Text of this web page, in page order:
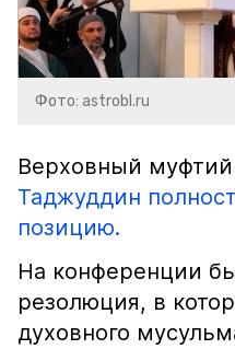
Фото: astrobl.ru
Верховный
Таджуддин
позицию.
На конференции
резолюция, в
духовного